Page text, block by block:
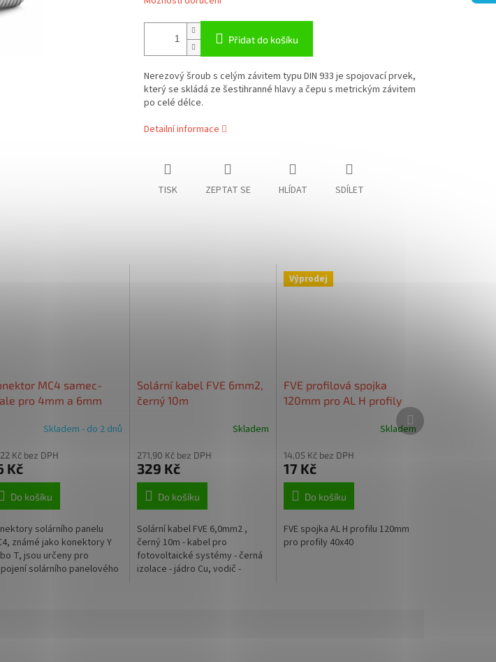
Přidat do košíku
Nerezový šroub s celým závitem typu DIN 933 je spojovací prvek,
který se skládá ze šestihranné hlavy a čepu s metrickým závitem
po celé délce.
Detailní informace
TISK ZEPTAT SE HLÍDAT SDÍLET
MC4 samec-
pro 4mm a 6mm
Skladem - do 2 dnů
Kč bez DPH
Kč
Do košíku
solárního panelu
známé jako konektory Y
T, jsou určeny pro
solárního panelového
Solární kabel FVE 6mm2,
černý 10m
Skladem
271,90 Kč bez DPH
329 Kč
Do košíku
Solární kabel FVE 6,0mm2 ,
černý 10m - kabel pro
fotovoltaické systémy - černá
izolace - jádro Cu, vodič -
Výprodej
FVE profilová spojka
120mm pro AL H profily
Skladem
14,05 Kč bez DPH
17 Kč
Do košíku
FVE spojka AL H profilu 120mm
pro profily 40x40
Další
produkt